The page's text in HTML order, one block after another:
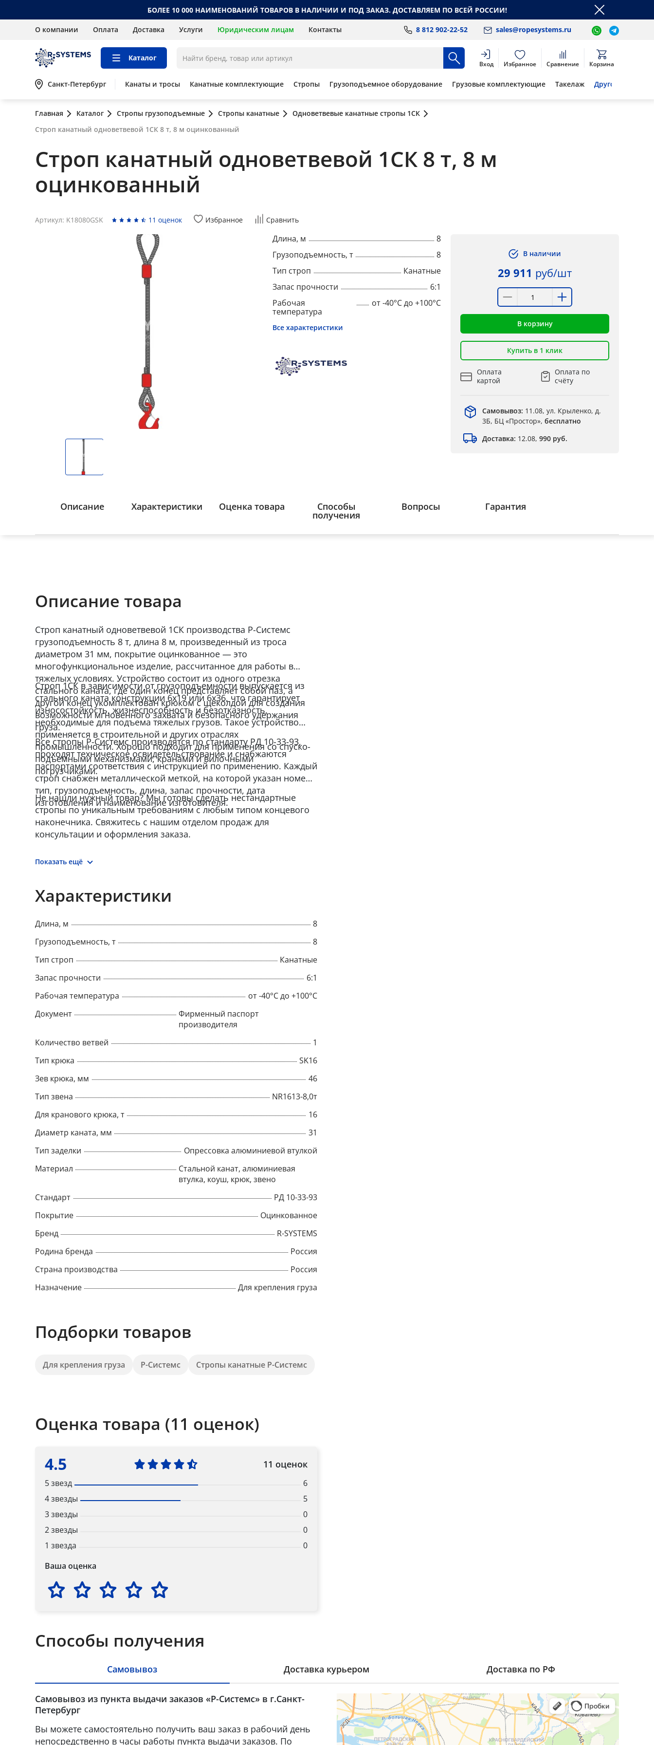
БОЛЕЕ 10 000 НАИМЕНОВАНИЙ ТОВАРОВ В НАЛИЧИИ И ПОД ЗАКАЗ. ДОСТАВЛЯЕМ ПО ВСЕЙ РОССИИ!
О компании Оплата Доставка Услуги Юридическим лицам Контакты 8 812 902-22-52 sales@ropesystems.ru
Каталог
Вход Избранное Сравнение Корзина
Санкт-Петербург Канаты и тросы Канатные комплектующие Стропы Грузоподъемное оборудование Грузовые комплектующие Такелаж Другое
Главная Каталог Стропы грузоподъемные Стропы канатные
Одноветвевые канатные стропы 1СК
Строп канатный одноветвевой 1СК 8 т, 8 м оцинкованный
Строп канатный одноветвевой 1СК 8 т, 8 м
оцинкованный
Артикул: K18080GSK 11 оценок Избранное Сравнить
Длина, м
8
Грузоподъемность, т
8
Тип строп
Канатные
Запас прочности
6:1
Рабочая
температура
от -40°C до +100°C
Все характеристики
В наличии
29 911 руб/шт
В корзину
Купить в 1 клик
Оплата
картой
Оплата по
счёту
Самовывоз: 11.08, ул. Крыленко, д.
3Б, БЦ «Простор», бесплатно
Доставка: 12.08, 990 руб.
Описание Характеристики Оценка товара Способы
получения
Вопросы Гарантия
Описание товара
Строп канатный одноветвевой 1СК производства Р-Системс
грузоподъемность 8 т, длина 8 м, произведенный из троса
диаметром 31 мм, покрытие оцинкованное — это
многофункциональное изделие, рассчитанное для работы в
тяжелых условиях. Устройство состоит из одного отрезка
стального каната, где один конец представляет собой паз, а
другой конец укомплектован крюком с щеколдой для создания
возможности мгновенного захвата и безопасного удержания
груза.
Строп 1СК в зависимости от грузоподъемности выпускается из
стального каната конструкции 6x19 или 6x36, что гарантирует
износостойкость, жизнеспособность и безотказность,
необходимые для подъема тяжелых грузов. Такое устройство
применяется в строительной и других отраслях
промышленности. Хорошо подходит для применения со спуско-
подъемными механизмами, кранами и вилочными
погрузчиками.
Все стропы Р-Системс производятся по стандарту РД 10-33-93,
проходят техническое освидетельствование и снабжаются
паспортами соответствия с инструкцией по применению. Каждый
строп снабжен металлической меткой, на которой указан номер,
тип, грузоподъемность, длина, запас прочности, дата
изготовления и наименование изготовителя.
Не нашли нужный товар? Мы готовы сделать нестандартные
стропы по уникальным требованиям с любым типом концевого
наконечника. Свяжитесь с нашим отделом продаж для
консультации и оформления заказа.
Показать ещё
Характеристики
Длина, м
8
Грузоподъемность, т
8
Тип строп
Канатные
Запас прочности
6:1
Рабочая температура
от -40°C до +100°C
Документ
Фирменный паспорт
производителя
Количество ветвей
1
Тип крюка
SK16
Зев крюка, мм
46
Тип звена
NR1613-8,0т
Для кранового крюка, т
16
Диаметр каната, мм
31
Тип заделки
Опрессовка алюминиевой втулкой
Материал
Стальной канат, алюминиевая
втулка, коуш, крюк, звено
Стандарт
РД 10-33-93
Покрытие
Оцинкованное
Бренд
R-SYSTEMS
Родина бренда
Россия
Страна производства
Россия
Назначение
Для крепления груза
Подборки товаров
Для крепления груза Р-Системс Стропы канатные Р-Системс
Оценка товара (11 оценок)
4.5 11 оценок
5 звезд
6
4 звезды
5
3 звезды
0
2 звезды
0
1 звезда
0
Ваша оценка
Способы получения
Самовывоз Доставка курьером Доставка по РФ
Самовывоз из пункта выдачи заказов «Р-Системс» в г.Санкт-
Петербург
Вы можете самостоятельно получить ваш заказ в рабочий день
непосредственно в часы работы пункта выдачи заказов. По
Popup
Title
Popup Content